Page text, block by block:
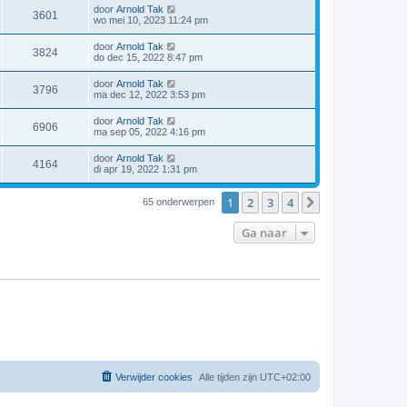
3601 door Arnold Tak
wo mei 10, 2023 11:24 pm
3824 door Arnold Tak
do dec 15, 2022 8:47 pm
3796 door Arnold Tak
ma dec 12, 2022 3:53 pm
6906 door Arnold Tak
ma sep 05, 2022 4:16 pm
4164 door Arnold Tak
di apr 19, 2022 1:31 pm
65 onderwerpen 1 2 3 4
Ga naar
Alle tijden zijn UTC+02:00
Verwijder cookies